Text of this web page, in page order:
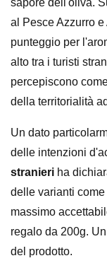
sapore dell'oliva.
al Pesce Azzurro
punteggio per
alto tra i turisti
percepiscono
della territorialità
Un dato
delle intenzioni
stranieri ha
delle varianti
massimo
regalo da 200g.
del prodotto.